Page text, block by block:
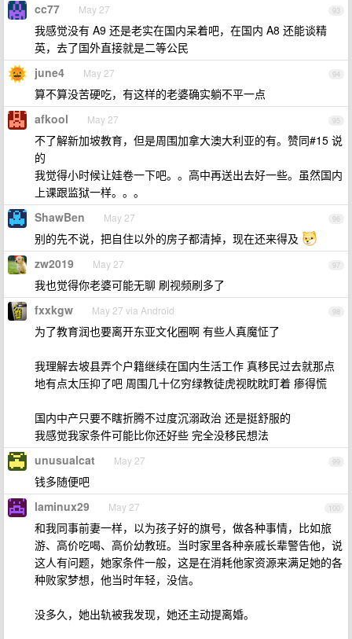
93
cc77 May 27
我感觉没有 A9 还是老实在国内呆着吧，在国内 A8 还能谈精
英，去了国外直接就是二等公民
94
june4 May 27
算不算没苦硬吃，有这样的老婆确实躺不平一点
95
afkool May 27
不了解新加坡教育，但是周围加拿大澳大利亚的有。赞同#15 说
的
我觉得小时候让娃卷一下吧。。高中再送出去好一些。虽然国内
上课跟监狱一样。。。
96
ShawBen May 27
别的先不说，把自住以外的房子都清掉，现在还来得及
97
zw2019 May 27
我也觉得你老婆可能无聊 刷视频刷多了
98
fxxkgw May 27 via Android
为了教育润也要离开东亚文化圈啊 有些人真魔怔了
我理解去坡县弄个户籍继续在国内生活工作 真移民过去就那点
地有点太压抑了吧 周围几十亿穷绿教徒虎视眈眈盯着 瘆得慌
国内中产只要不瞎折腾不过度沉溺政治 还是挺舒服的
我感觉我家条件可能比你还好些 完全没移民想法
99
unusualcat May 27
钱多随便吧
100
laminux29 May 27
和我同事前妻一样，以为孩子好的旗号，做各种事情，比如旅
游、高价吃喝、高价幼教班。当时家里各种亲戚长辈警告他，说
这人有问题，她家条件一般，这是在消耗他家资源来满足她的各
种败家梦想，他当时年轻，没信。
没多久，她出轨被我发现，她还主动提离婚。